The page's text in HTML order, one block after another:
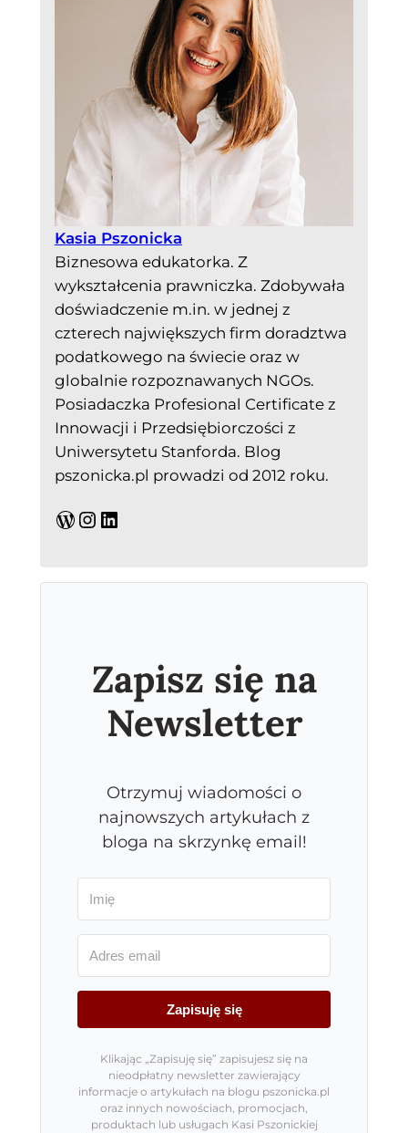
Kasia Pszonicka
Biznesowa edukatorka. Z
wykształcenia prawniczka. Zdobywała
doświadczenie m.in. w jednej z
czterech największych firm doradztwa
podatkowego na świecie oraz w
globalnie rozpoznawanych NGOs.
Posiadaczka Profesional Certificate z
Innowacji i Przedsiębiorczości z
Uniwersytetu Stanforda. Blog
pszonicka.pl prowadzi od 2012 roku.
WordPress Instagram LinkedIn
Zapisz się na
Newsletter
Otrzymuj wiadomości o
najnowszych artykułach z
bloga na skrzynkę email!
Zapisuję się
Klikając „Zapisuję się” zapisujesz się na
nieodpłatny newsletter zawierający
informacje o artykułach na blogu pszonicka.pl
oraz innych nowościach, promocjach,
produktach lub usługach Kasi Pszonickiej